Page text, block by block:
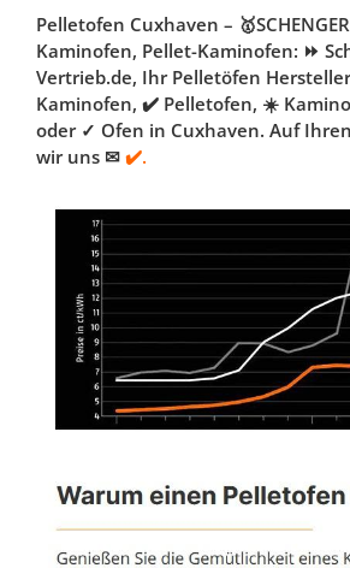
Pelletofen Cuxhaven –
Kaminofen, Pellet-Kaminofen: ⏩
Vertrieb.de, Ihr Pelletöfen
Kaminofen, ✔️ Pelletofen, ☀️
oder ✓ Ofen in Cuxhaven. Auf
wir uns ✉ ✔️.